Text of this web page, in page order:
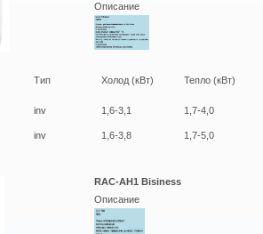
Описание
Тип Холод (кВт) Тепло (кВт)
inv 1,6-3,1 1,7-4,0
inv 1,6-3,8 1,7-5,0
RAC-AH1 Bisiness
Описание